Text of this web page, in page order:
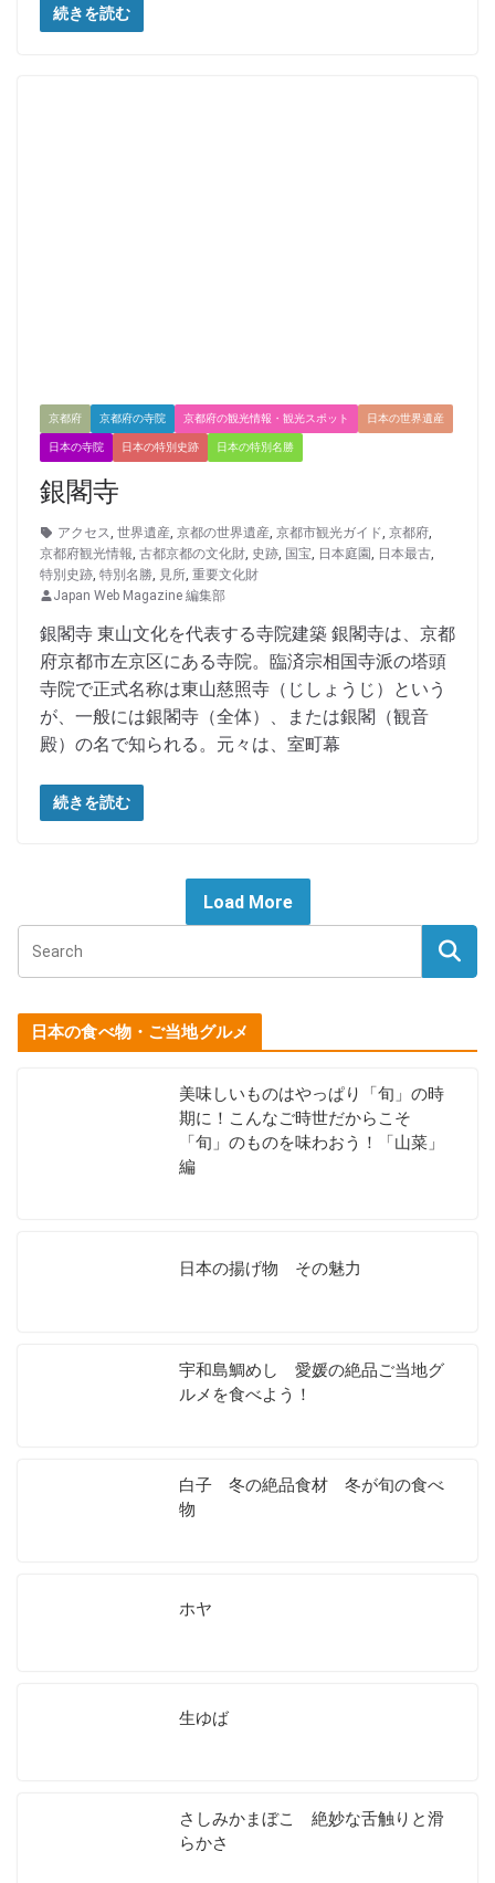
続きを読む
京都府 京都府の寺院 京都府の観光情報・観光スポット 日本の世界遺産
日本の寺院 日本の特別史跡 日本の特別名勝
銀閣寺
アクセス 世界遺産 京都の世界遺産 京都市観光ガイド 京都府
京都府観光情報 古都京都の文化財 史跡 国宝 日本庭園 日本最古
特別史跡 特別名勝 見所 重要文化財
Japan Web Magazine 編集部
銀閣寺 東山文化を代表する寺院建築 銀閣寺は、京都
府京都市左京区にある寺院。臨済宗相国寺派の塔頭
寺院で正式名称は東山慈照寺（じしょうじ）という
が、一般には銀閣寺（全体）、または銀閣（観音
殿）の名で知られる。元々は、室町幕
続きを読む
Load More
日本の食べ物・ご当地グルメ
美味しいものはやっぱり「旬」の時
期に！こんなご時世だからこそ
「旬」のものを味わおう！「山菜」
編
日本の揚げ物 その魅力
宇和島鯛めし 愛媛の絶品ご当地グ
ルメを食べよう！
白子 冬の絶品食材 冬が旬の食べ
物
ホヤ
生ゆば
さしみかまぼこ 絶妙な舌触りと滑
らかさ